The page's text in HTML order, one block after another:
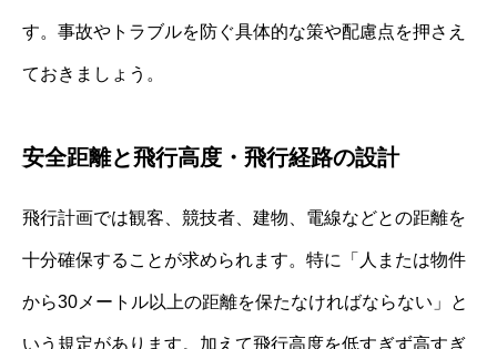
す。事故やトラブルを防ぐ具体的な策や配慮点を押さえ
ておきましょう。
安全距離と飛行高度・飛行経路の設計
飛行計画では観客、競技者、建物、電線などとの距離を
十分確保することが求められます。特に「人または物件
から30メートル以上の距離を保たなければならない」と
いう規定があります。加えて飛行高度を低すぎず高すぎ